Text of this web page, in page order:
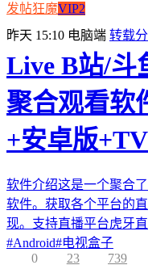
发帖狂魔VIP2
昨天 15:10 电脑端 转载
Live B站/斗
聚合观看软
+安卓版
软件介绍这是一个聚合
软件。获取各个平台的
现。支持直播平台虎牙
#Android#电视盒子
0
23 739